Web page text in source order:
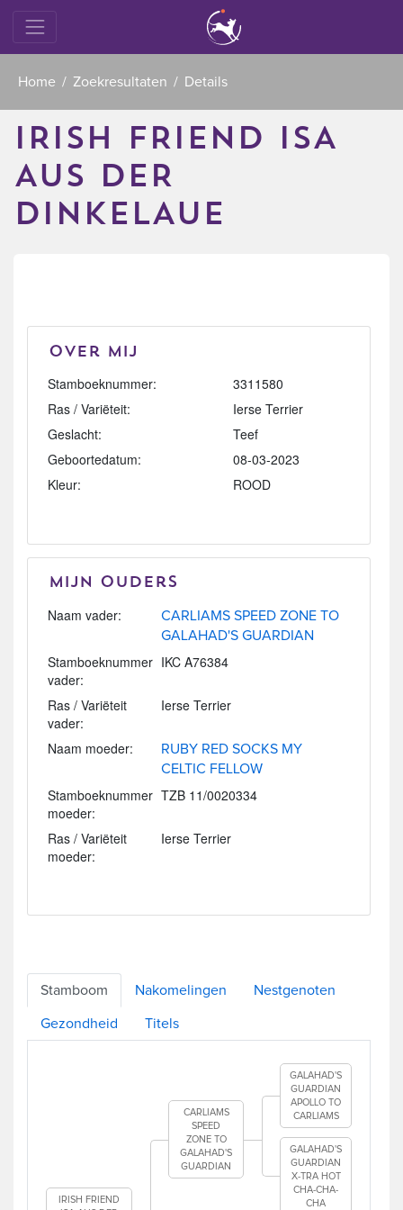
Home Zoekresultaten Details
IRISH FRIEND ISA
AUS DER
DINKELAUE
Over mij
Stamboeknummer:
3311580
Ras / Variëteit:
Ierse Terrier
Geslacht:
Teef
Geboortedatum:
08-03-2023
Kleur:
ROOD
Mijn Ouders
Naam vader:
CARLIAMS SPEED ZONE TO
GALAHAD'S GUARDIAN
Stamboeknummer
vader:
IKC A76384
Ras / Variëteit
vader:
Ierse Terrier
Naam moeder:
RUBY RED SOCKS MY
CELTIC FELLOW
Stamboeknummer
moeder:
TZB 11/0020334
Ras / Variëteit
moeder:
Ierse Terrier
Stamboom Nakomelingen Nestgenoten
Gezondheid Titels
IRISH FRIEND
CARLIAMS
SPEED
ZONE TO
GALAHAD'S
GUARDIAN
GALAHAD'S
GUARDIAN
APOLLO TO
CARLIAMS
GALAHAD'S
GUARDIAN
X-TRA HOT
CHA-CHA-
CHA